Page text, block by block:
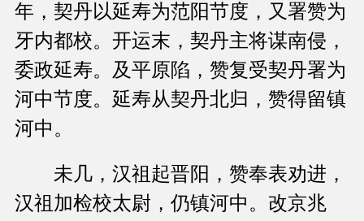
年，契丹以延寿为范阳节度，又署赞为
牙内都校。开运末，契丹主将谋南侵，
委政延寿。及平原陷，赞复受契丹署为
河中节度。延寿从契丹北归，赞得留镇
河中。
未几，汉祖起晋阳，赞奉表劝进，
汉祖加检校太尉，仍镇河中。改京兆